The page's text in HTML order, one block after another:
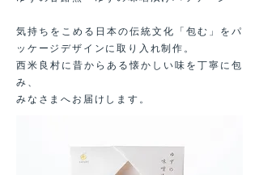
気持ちをこめる日本の伝統文化「包む」をパ
ッケージデザインに取り入れ制作。
西米良村に昔からある懐かしい味を丁寧に包
み、
みなさまへお届けします。